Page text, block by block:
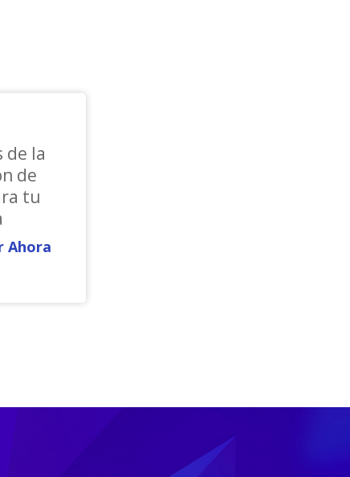
de la
de
tu
Ahora